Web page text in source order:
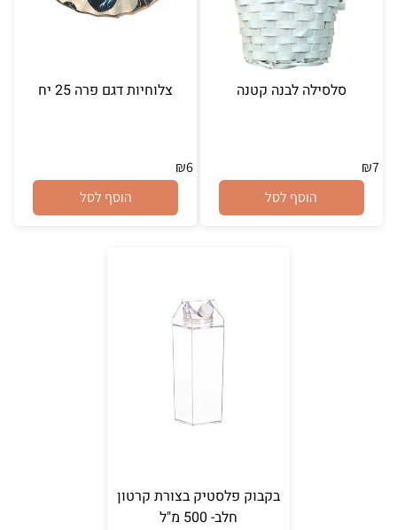
סלסילה לבנה קטנה
₪7
הוסף לסל
צלוחיות דגם פרה 25 יח
₪6
הוסף לסל
בקבוק פלסטיק בצורת קרטון
חלב- 500 מ"ל